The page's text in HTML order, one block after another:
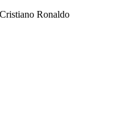
Ronaldo